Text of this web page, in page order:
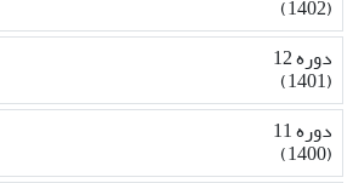
(1402)
دوره 12
(1401)
دوره 11
(1400)